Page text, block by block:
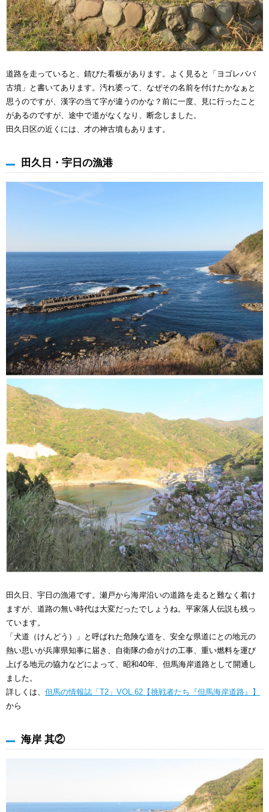
道路を走っていると、錆びた看板があります。よく見ると「ヨゴレババ
古墳」と書いてあります。汚れ婆って、なぜその名前を付けたかなぁと
思うのですが、漢字の当て字が違うのかな？前に一度、見に行ったこと
があるのですが、途中で道がなくなり、断念しました。
田久日区の近くには、才の神古墳もあります。
田久日・宇日の漁港
田久日、宇日の漁港です。瀬戸から海岸沿いの道路を走ると難なく着け
ますが、道路の無い時代は大変だったでしょうね。平家落人伝説も残っ
ています。
「犬道（けんどう）」と呼ばれた危険な道を、安全な県道にとの地元の
熱い思いが兵庫県知事に届き、自衛隊の命がけの工事、重い燃料を運び
上げる地元の協力などによって、昭和40年、但馬海岸道路として開通し
ました。
詳しくは、 但馬の情報誌「T2」VOL.62【挑戦者たち『但馬海岸道路』】
から
海岸 其②